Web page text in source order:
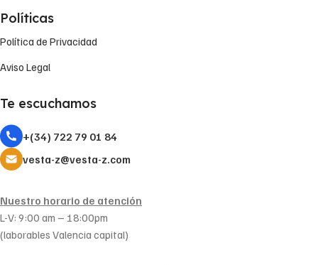
Políticas
Política de Privacidad
Aviso Legal
Te escuchamos
+(34) 722 79 01 84
vesta-z@vesta-z.com
Nuestro horario de atención
L-V: 9:00 am – 18:00pm
(laborables Valencia capital)